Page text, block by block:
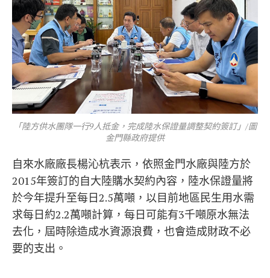
「陸方供水團隊一行9人抵金，完成陸水保證量調整契約簽訂」/圖
金門縣政府提供
自來水廠廠長楊沁杭表示，依照金門水廠與陸方於
2015年簽訂的自大陸購水契約內容，陸水保證量將
於今年提升至每日2.5萬噸，以目前地區民生用水需
求每日約2.2萬噸計算，每日可能有3千噸原水無法
去化，屆時除造成水資源浪費，也會造成財政不必
要的支出。